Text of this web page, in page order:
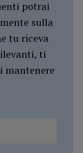
potrai
sulla
tu riceva
ti
mantenere